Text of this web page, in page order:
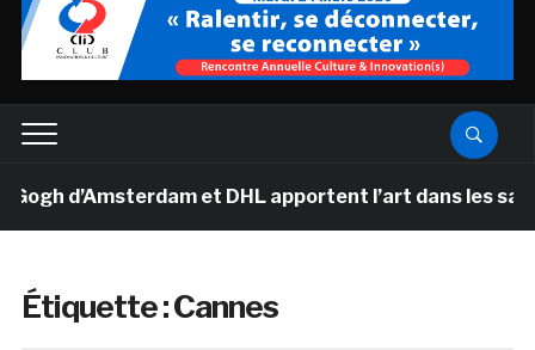
d’Amsterdam et DHL apportent l’art dans les salles
Étiquette :Cannes